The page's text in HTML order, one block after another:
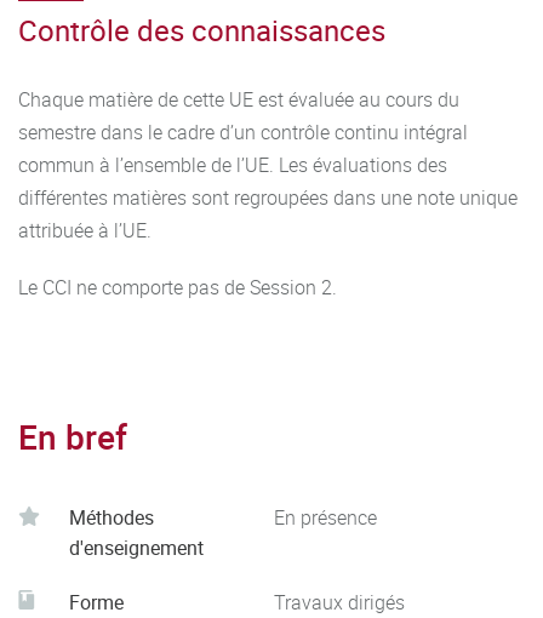
Contrôle des connaissances
Chaque matière de cette UE est évaluée au cours du
semestre dans le cadre d’un contrôle continu intégral
commun à l’ensemble de l’UE. Les évaluations des
différentes matières sont regroupées dans une note unique
attribuée à l’UE.
Le CCI ne comporte pas de Session 2.
En bref
Méthodes
d'enseignement
En présence
Forme
Travaux dirigés